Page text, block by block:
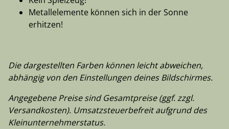
Metallelemente können sich in der Sonne
erhitzen!
Die dargestellten Farben können leicht abweichen,
abhängig von den Einstellungen deines Bildschirmes.
Angegebene Preise sind Gesamtpreise (ggf. zzgl.
Versandkosten). Umsatzsteuerbefreit aufgrund des
Kleinunternehmerstatus.